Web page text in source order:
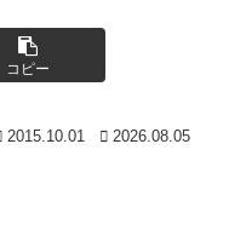
コピー
2015.10.01 2026.08.05